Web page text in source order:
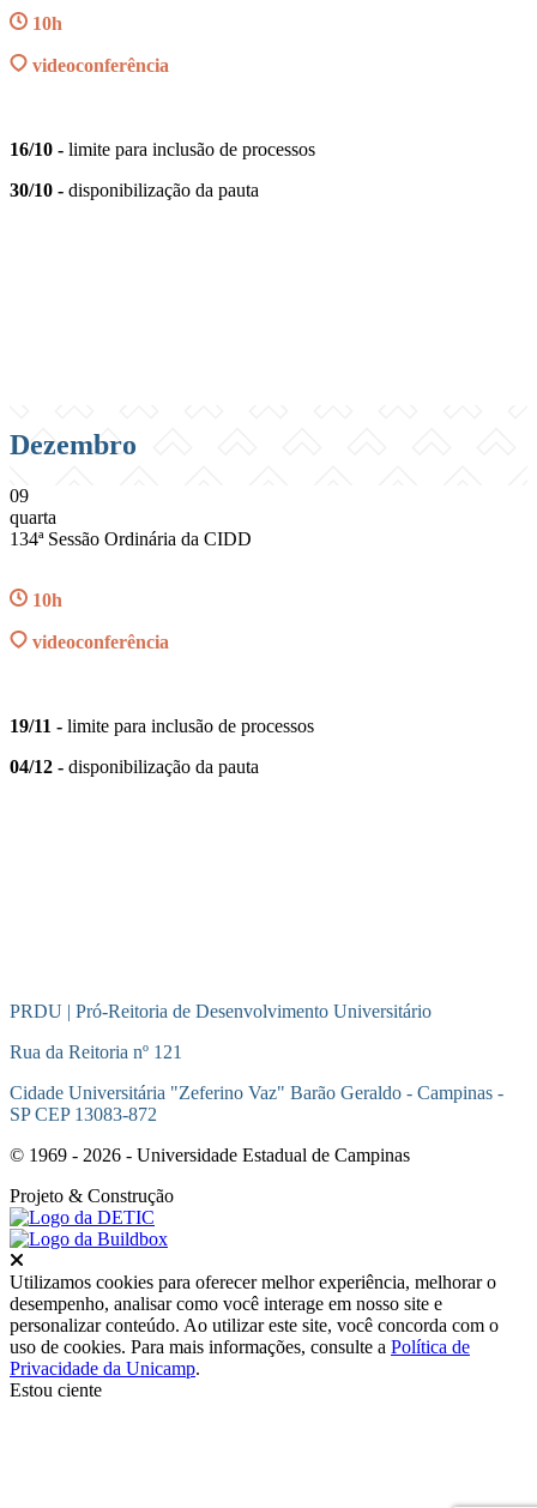
10h
videoconferência
16/10 - limite para inclusão de processos
30/10 - disponibilização da pauta
Dezembro
09
quarta
134ª Sessão Ordinária da CIDD
10h
videoconferência
19/11 - limite para inclusão de processos
04/12 - disponibilização da pauta
PRDU | Pró-Reitoria de Desenvolvimento Universitário
Rua da Reitoria nº 121
Cidade Universitária "Zeferino Vaz" Barão Geraldo - Campinas -
SP CEP 13083-872
© 1969 - 2026 - Universidade Estadual de Campinas
Projeto & Construção
Utilizamos cookies para oferecer melhor experiência, melhorar o
desempenho, analisar como você interage em nosso site e
personalizar conteúdo. Ao utilizar este site, você concorda com o
uso de cookies. Para mais informações, consulte a Política de
Privacidade da Unicamp.
Estou ciente